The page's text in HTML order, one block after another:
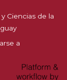
Ciencias de la
a